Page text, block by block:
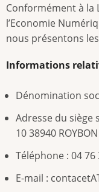
Conformément à la
l’Economie
nous présentons
Informations
Dénomination
Adresse du siège
10 38940 ROYBON
Téléphone : 04 76
E-mail :